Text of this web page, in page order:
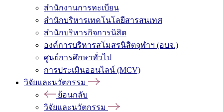
สำนักงานการทะเบียน
สำนักบริหารเทคโนโลยีสารสนเทศ
สำนักบริหารกิจการนิสิต
องค์การบริหารสโมสรนิสิตจุฬาฯ (อบจ.)
ศูนย์การศึกษาทั่วไป
การประเมินออนไลน์ (MCV)
วิจัยและนวัตกรรม
ย้อนกลับ
วิจัยและนวัตกรรม